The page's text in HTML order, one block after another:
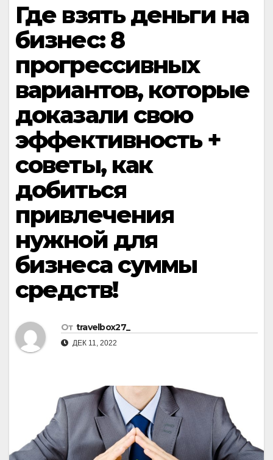
Где взять деньги на
бизнес: 8
прогрессивных
вариантов, которые
доказали свою
эффективность +
советы, как
добиться
привлечения
нужной для
бизнеса суммы
средств!
От travelbox27_
ДЕК 11, 2022